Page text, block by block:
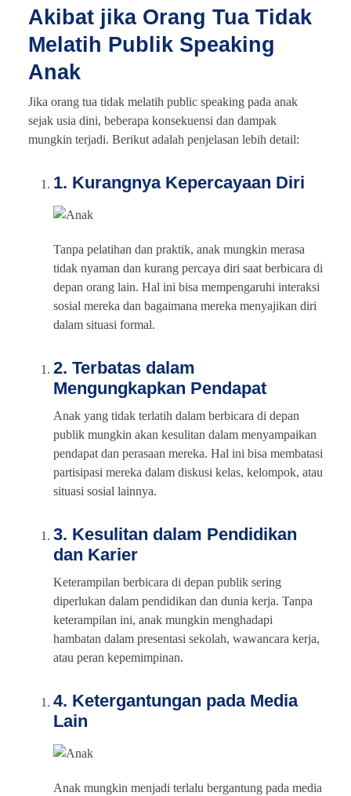
Akibat jika Orang Tua Tidak
Melatih Publik Speaking
Anak
Jika orang tua tidak melatih public speaking pada anak
sejak usia dini, beberapa konsekuensi dan dampak
mungkin terjadi. Berikut adalah penjelasan lebih detail:
1. Kurangnya Kepercayaan Diri
Tanpa pelatihan dan praktik, anak mungkin merasa
tidak nyaman dan kurang percaya diri saat berbicara di
depan orang lain. Hal ini bisa mempengaruhi interaksi
sosial mereka dan bagaimana mereka menyajikan diri
dalam situasi formal.
2. Terbatas dalam
Mengungkapkan Pendapat
Anak yang tidak terlatih dalam berbicara di depan
publik mungkin akan kesulitan dalam menyampaikan
pendapat dan perasaan mereka. Hal ini bisa membatasi
partisipasi mereka dalam diskusi kelas, kelompok, atau
situasi sosial lainnya.
3. Kesulitan dalam Pendidikan
dan Karier
Keterampilan berbicara di depan publik sering
diperlukan dalam pendidikan dan dunia kerja. Tanpa
keterampilan ini, anak mungkin menghadapi
hambatan dalam presentasi sekolah, wawancara kerja,
atau peran kepemimpinan.
4. Ketergantungan pada Media
Lain
Anak mungkin menjadi terlalu bergantung pada media